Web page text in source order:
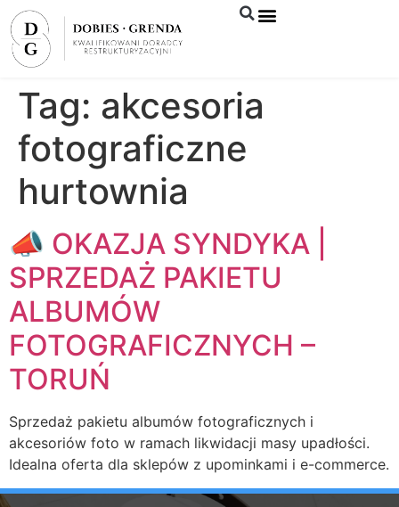
Tag: akcesoria
fotograficzne
hurtownia
📣 OKAZJA SYNDYKA |
SPRZEDAŻ PAKIETU
ALBUMÓW
FOTOGRAFICZNYCH –
TORUŃ
Sprzedaż pakietu albumów fotograficznych i
akcesoriów foto w ramach likwidacji masy upadłości.
Idealna oferta dla sklepów z upominkami i e-commerce.